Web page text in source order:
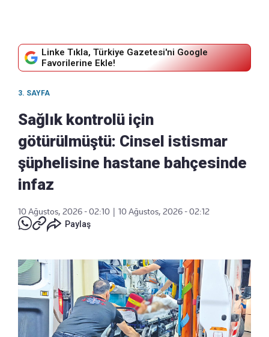
Linke Tıkla, Türkiye Gazetesi'ni Google
Favorilerine Ekle!
3. SAYFA
Sağlık kontrolü için
götürülmüştü: Cinsel istismar
şüphelisine hastane bahçesinde
infaz
10 Ağustos, 2026 - 02:10
10 Ağustos, 2026 - 02:12
Paylaş